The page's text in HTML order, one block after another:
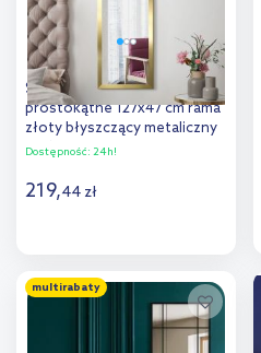
Styler Cannes lustro
prostokątne 127x47 cm rama
złoty błyszczący metaliczny
LU-12275
Dostępność: 24h!
219,44 zł
Dodaj do
multirabaty